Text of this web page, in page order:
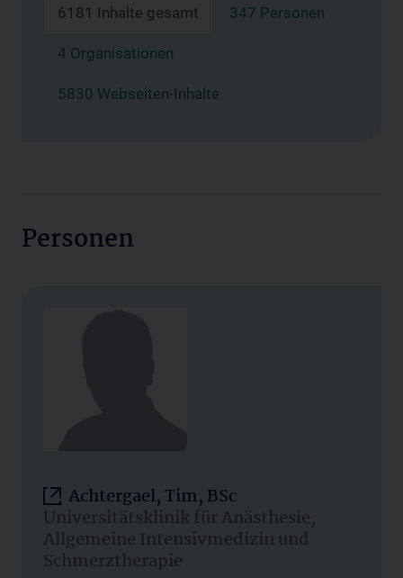
6181 Inhalte gesamt 347 Personen
4 Organisationen
5830 Webseiten-Inhalte
Personen
Achtergael, Tim, BSc
Universitätsklinik für Anästhesie,
Allgemeine Intensivmedizin und
Schmerztherapie